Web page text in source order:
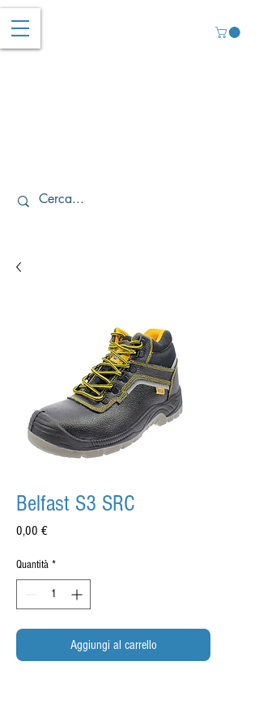
Belfast S3 SRC
0,00 €Prezzo
Quantità *
Aggiungi al carrello